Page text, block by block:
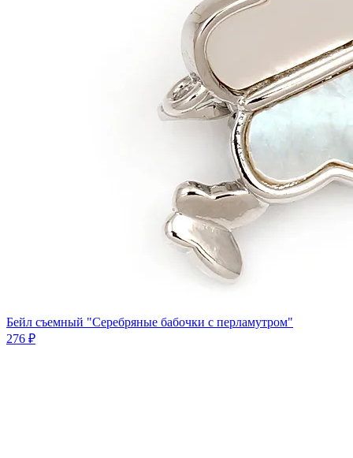
Бейл съемный "Серебряные бабочки с перламутром"
276 ₽